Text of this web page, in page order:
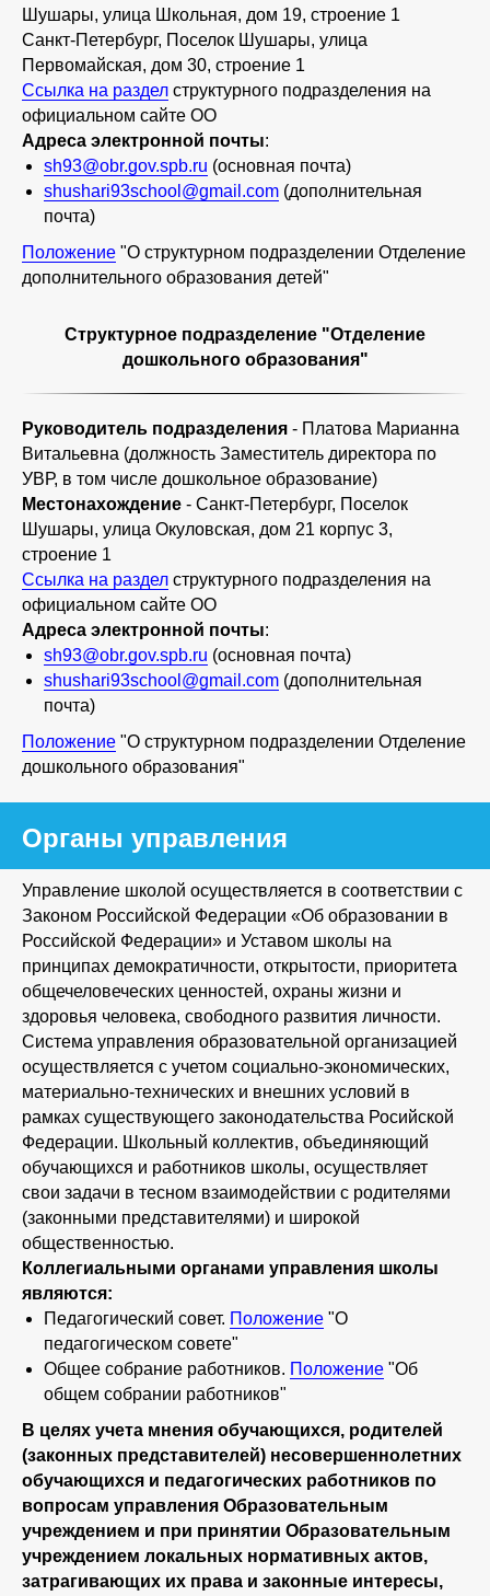
Шушары, улица Школьная, дом 19, строение 1
Санкт-Петербург, Поселок Шушары, улица
Первомайская, дом 30, строение 1
Ссылка на раздел структурного подразделения на
официальном сайте ОО
Адреса электронной почты:
sh93@obr.gov.spb.ru (основная почта)
shushari93school@gmail.com (дополнительная
почта)
Положение "О структурном подразделении Отделение
дополнительного образования детей"
Структурное подразделение "Отделение
дошкольного образования"
Руководитель подразделения - Платова Марианна
Витальевна (должность Заместитель директора по
УВР, в том числе дошкольное образование)
Местонахождение - Санкт-Петербург, Поселок
Шушары, улица Окуловская, дом 21 корпус 3,
строение 1
Ссылка на раздел структурного подразделения на
официальном сайте ОО
Адреса электронной почты:
sh93@obr.gov.spb.ru (основная почта)
shushari93school@gmail.com (дополнительная
почта)
Положение "О структурном подразделении Отделение
дошкольного образования"
Органы управления
Управление школой осуществляется в соответствии с
Законом Российской Федерации «Об образовании в
Российской Федерации» и Уставом школы на
принципах демократичности, открытости, приоритета
общечеловеческих ценностей, охраны жизни и
здоровья человека, свободного развития личности.
Система управления образовательной организацией
осуществляется с учетом социально-экономических,
материально-технических и внешних условий в
рамках существующего законодательства Росийской
Федерации. Школьный коллектив, объединяющий
обучающихся и работников школы, осуществляет
свои задачи в тесном взаимодействии с родителями
(законными представителями) и широкой
общественностью.
Коллегиальными органами управления школы
являются:
Педагогический совет. Положение "О
педагогическом совете"
Общее собрание работников. Положение "Об
общем собрании работников"
В целях учета мнения обучающихся, родителей
(законных представителей) несовершеннолетних
обучающихся и педагогических работников по
вопросам управления Образовательным
учреждением и при принятии Образовательным
учреждением локальных нормативных актов,
затрагивающих их права и законные интересы,